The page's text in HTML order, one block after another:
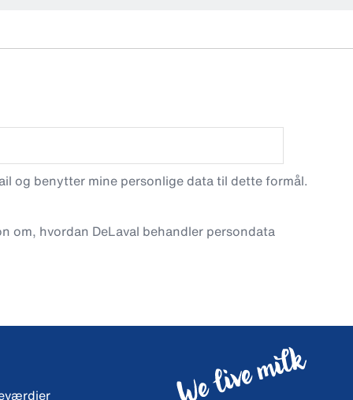
og benytter mine personlige data til dette formål.
om, hvordan DeLaval behandler persondata